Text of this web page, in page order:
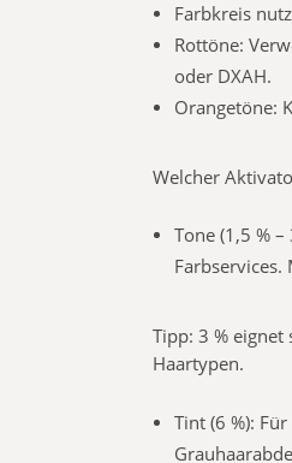
Farbkreis
Rottöne:
oder DXAH.
Orangetöne:
Welcher
Tone (1,5 %
Tipp: 3 %
Haartypen.
Tint (6 %):